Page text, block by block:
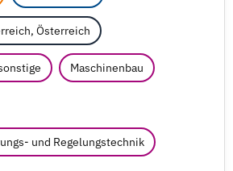
Österreich
Maschinenbau
und Regelungstechnik